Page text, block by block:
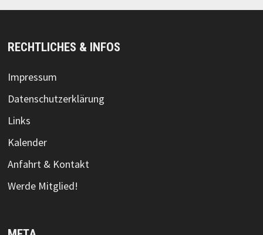
RECHTLICHES & INFOS
Impressum
Datenschutzerklärung
Links
Kalender
Anfahrt & Kontakt
Werde Mitglied!